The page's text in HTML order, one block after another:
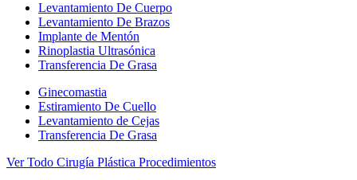
Levantamiento De Cuerpo
Levantamiento De Brazos
Implante de Mentón
Rinoplastia Ultrasónica
Transferencia De Grasa
Ginecomastia
Estiramiento De Cuello
Levantamiento de Cejas
Transferencia De Grasa
Ver Todo Cirugía Plástica Procedimientos